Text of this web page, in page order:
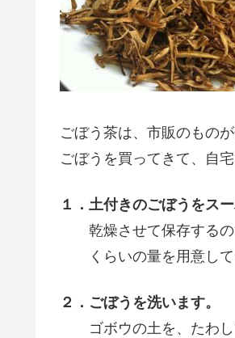
ごぼう茶は、市販のもの
ごぼうを買ってきて、自
１．土付きのごぼうをス
乾燥させて保存するの
くらいの量を用意して
２．ごぼうを洗います。
ゴボウの土を、たわし